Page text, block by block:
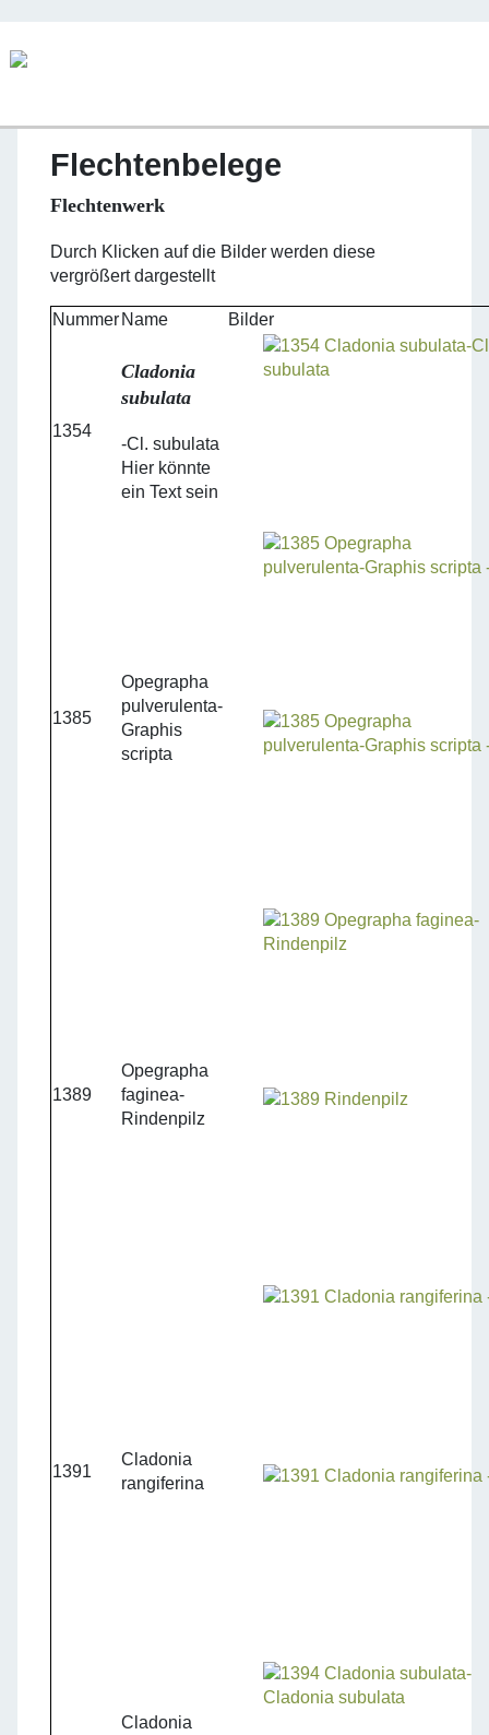
Flechtenbelege
Flechtenwerk
Durch Klicken auf die Bilder werden diese
vergrößert dargestellt
Nummer Name Bilder
1354
Cladonia
subulata
-Cl. subulata
Hier könnte
ein Text sein
1385
Opegrapha
pulverulenta-
Graphis
scripta
1389
Opegrapha
faginea-
Rindenpilz
1391
Cladonia
rangiferina
Cladonia